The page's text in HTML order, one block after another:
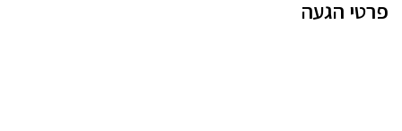
פרטי הגעה